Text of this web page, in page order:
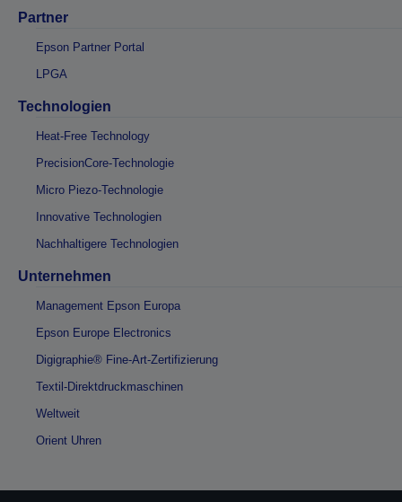
Partner
Epson Partner Portal
LPGA
Technologien
Heat-Free Technology
PrecisionCore-Technologie
Micro Piezo-Technologie
Innovative Technologien
Nachhaltigere Technologien
Unternehmen
Management Epson Europa
Epson Europe Electronics
Digigraphie® Fine-Art-Zertifizierung
Textil-Direktdruckmaschinen
Weltweit
Orient Uhren